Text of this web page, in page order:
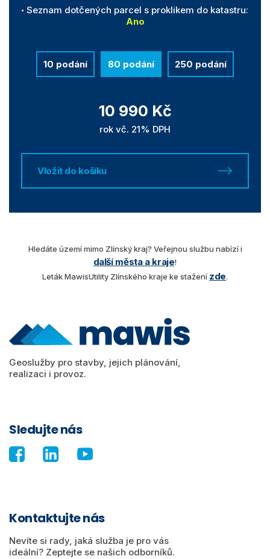
Seznam dotčených parcel s proklikem do katastru:
Ano
10 podání 80 podání 250 podání
10 990 Kč
rok vč. 21% DPH
Vložit do košíku
Hledáte území mimo Zlínský kraj? Veřejnou službu nabízí i
další města a kraje!
Leták MawisUtility Zlínského kraje ke stažení zde.
Geoslužby pro stavby, jejich plánování,
realizaci i provoz.
Sledujte nás
Kontaktujte nás
Nevíte si rady, jaká služba je pro vás
ideální? Zeptejte se našich odborníků.